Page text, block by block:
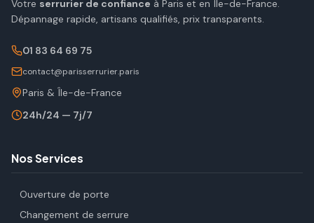
Votre serrurier de confiance à Paris et en Île-de-France.
Dépannage rapide, artisans qualifiés, prix transparents.
01 83 64 69 75
contact@parisserrurier.paris
Paris & Île-de-France
24h/24 — 7j/7
Nos Services
Ouverture de porte
Changement de serrure